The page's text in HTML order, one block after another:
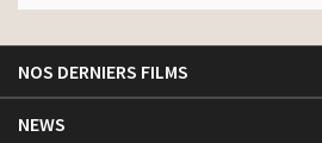
NOS DERNIERS FILMS
NEWS